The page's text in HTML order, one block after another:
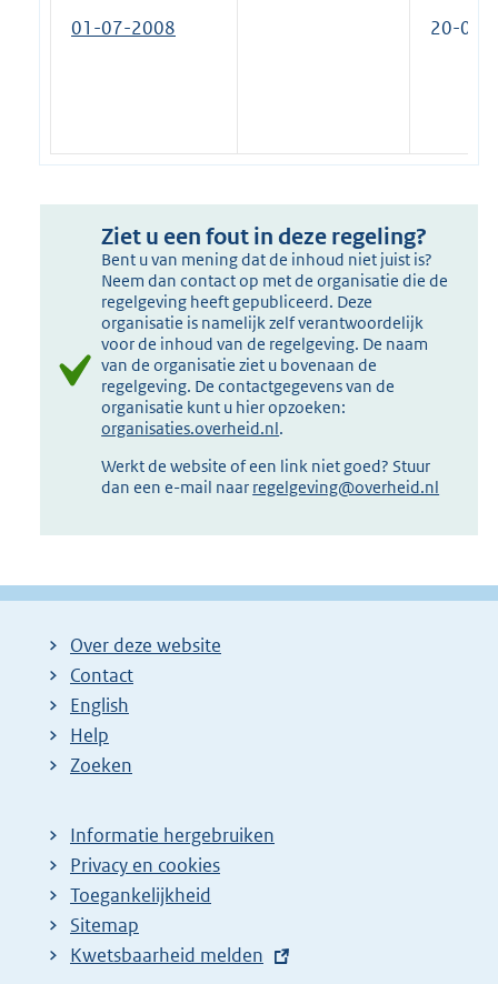
01-07-2008 20-09-
Ziet u een fout in deze regeling?
Bent u van mening dat de inhoud niet juist is?
Neem dan contact op met de organisatie die de
regelgeving heeft gepubliceerd. Deze
organisatie is namelijk zelf verantwoordelijk
voor de inhoud van de regelgeving. De naam
van de organisatie ziet u bovenaan de
regelgeving. De contactgegevens van de
organisatie kunt u hier opzoeken:
organisaties.overheid.nl.
Werkt de website of een link niet goed? Stuur
dan een e-mail naar regelgeving@overheid.nl
Over deze website
Contact
English
Help
Zoeken
Informatie hergebruiken
Privacy en cookies
Toegankelijkheid
Sitemap
E
Kwetsbaarheid melden